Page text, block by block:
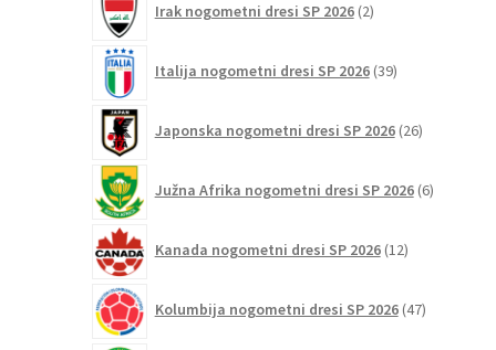
Irak nogometni dresi SP 2026 2izdelka
Italija nogometni dresi SP 2026 39izdelkov
Japonska nogometni dresi SP 2026 26izdelkov
Južna Afrika nogometni dresi SP 2026 6izdelkov
Kanada nogometni dresi SP 2026 12izdelkov
Kolumbija nogometni dresi SP 2026 47izdelkov